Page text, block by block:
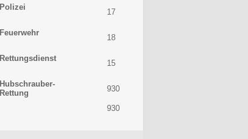
Polizei
17
Feuerwehr
18
Rettungsdienst
15
Hubschrauber-
Rettung
930
930